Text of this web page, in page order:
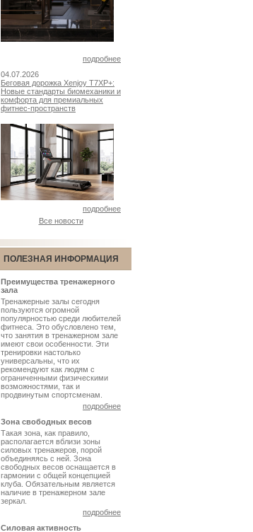
подробнее
04.07.2026
Беговая дорожка Xenjoy T7XP+:
Новые стандарты биомеханики и
комфорта для премиальных
фитнес-пространств
подробнее
Все новости
ПОЛЕЗНАЯ ИНФОРМАЦИЯ
Преимущества тренажерного
зала
Тренажерные залы сегодня
пользуются огромной
популярностью среди любителей
фитнеса. Это обусловлено тем,
что занятия в тренажерном зале
имеют свои особенности. Эти
тренировки настолько
универсальны, что их
рекомендуют как людям с
ограниченными физическими
возможностями, так и
продвинутым спортсменам.
подробнее
Зона свободных весов
Такая зона, как правило,
располагается вблизи зоны
силовых тренажеров, порой
объединяясь с ней. Зона
свободных весов оснащается в
гармонии с общей концепцией
клуба. Обязательным является
наличие в тренажерном зале
зеркал.
подробнее
Силовая активность